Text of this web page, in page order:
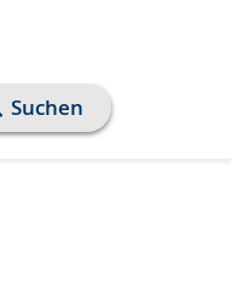
Suchen